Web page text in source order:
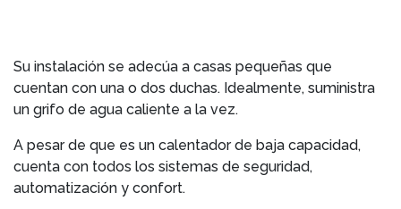
Su instalación se adecúa a casas pequeñas que
cuentan con una o dos duchas. Idealmente, suministra
un grifo de agua caliente a la vez.
A pesar de que es un calentador de baja capacidad,
cuenta con todos los sistemas de seguridad,
automatización y confort.